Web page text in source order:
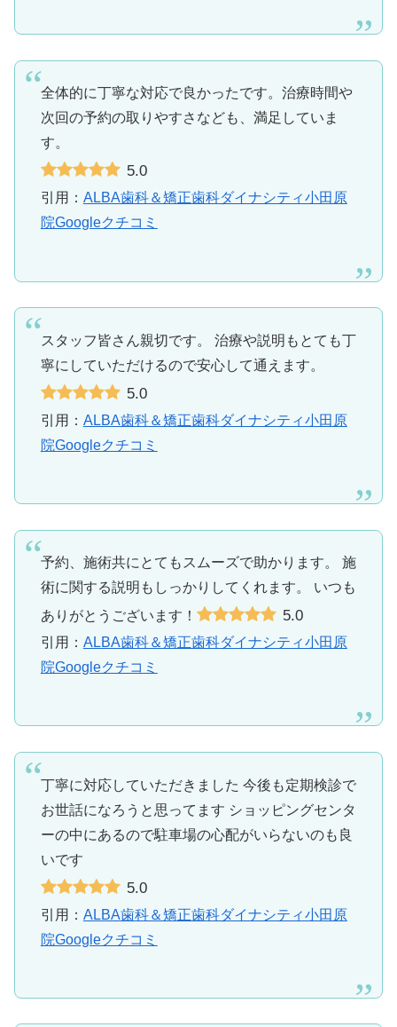
全体的に丁寧な対応で良かったです。治療時間や
次回の予約の取りやすさなども、満足していま
す。
5.0
引用： ALBA歯科＆矯正歯科ダイナシティ小田原
院Googleクチコミ
スタッフ皆さん親切です。 治療や説明もとても丁
寧にしていただけるので安心して通えます。
5.0
引用： ALBA歯科＆矯正歯科ダイナシティ小田原
院Googleクチコミ
予約、施術共にとてもスムーズで助かります。 施
術に関する説明もしっかりしてくれます。 いつも
ありがとうございます！
5.0
引用： ALBA歯科＆矯正歯科ダイナシティ小田原
院Googleクチコミ
丁寧に対応していただきました 今後も定期検診で
お世話になろうと思ってます ショッピングセンタ
ーの中にあるので駐車場の心配がいらないのも良
いです
5.0
引用： ALBA歯科＆矯正歯科ダイナシティ小田原
院Googleクチコミ